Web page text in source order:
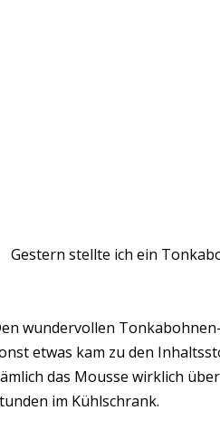
Gestern stellte ich ein
wundervollen
etwas kam zu den
das Mousse wirklich
im Kühlschrank.